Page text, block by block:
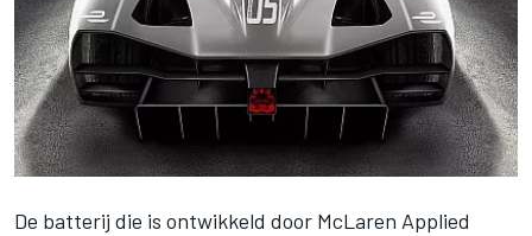
De batterij die is ontwikkeld door McLaren Applied